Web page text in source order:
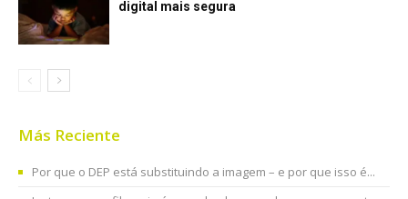
digital mais segura
Más Reciente
Por que o DEP está substituindo a imagem – e por que isso é...